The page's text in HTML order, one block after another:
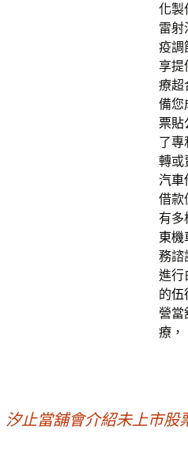
化製
雷射
疫調
享提
療超
備您
票貼
了專
轉或
汽車
借款
有多
東機
務諮
進行
的伍
營當
療，
汐止當舖會介紹未上市股